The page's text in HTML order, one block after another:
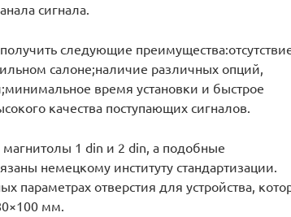
сигнала.
следующие
салоне;наличие различных опций,
время установки и быстрое
качества поступающих сигналов.
1 din и 2 din, а подобные
немецкому институту стандартизации.
параметрах отверстия для устройства,
мм.